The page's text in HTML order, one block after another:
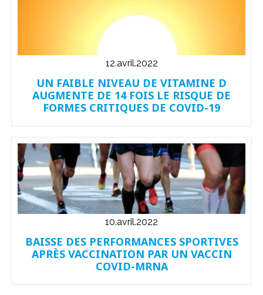
12.avril.2022
UN FAIBLE NIVEAU DE VITAMINE D
AUGMENTE DE 14 FOIS LE RISQUE DE
FORMES CRITIQUES DE COVID-19
10.avril.2022
BAISSE DES PERFORMANCES SPORTIVES
APRÈS VACCINATION PAR UN VACCIN
COVID-MRNA